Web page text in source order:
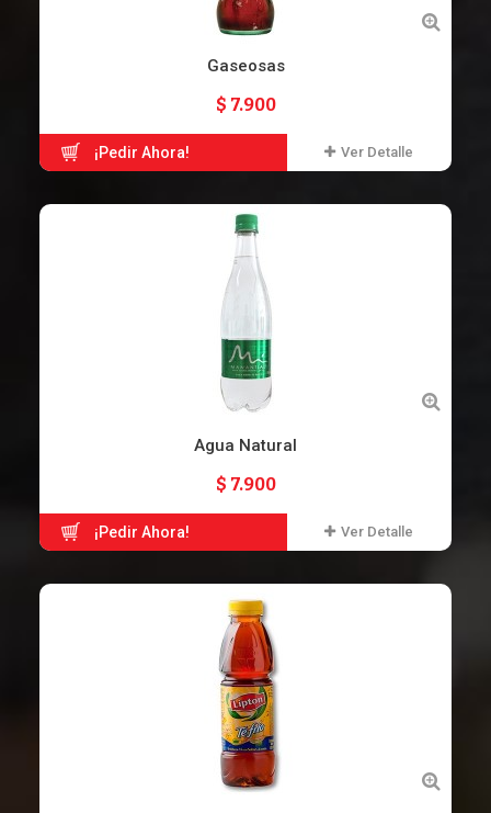
Gaseosas
$ 7.900
¡Pedir Ahora! Ver Detalle
Agua Natural
$ 7.900
¡Pedir Ahora! Ver Detalle